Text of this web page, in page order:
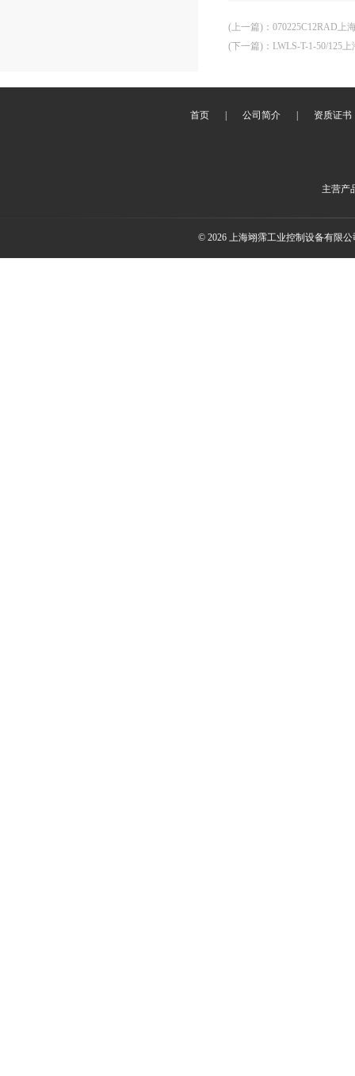
(上一篇) ： 070225C12RAD上
(下一篇) ： LWLS-T-1-50/125
首页 公司简介 资质证书
主营产
© 2026 上海翊霈工业控制设备有限